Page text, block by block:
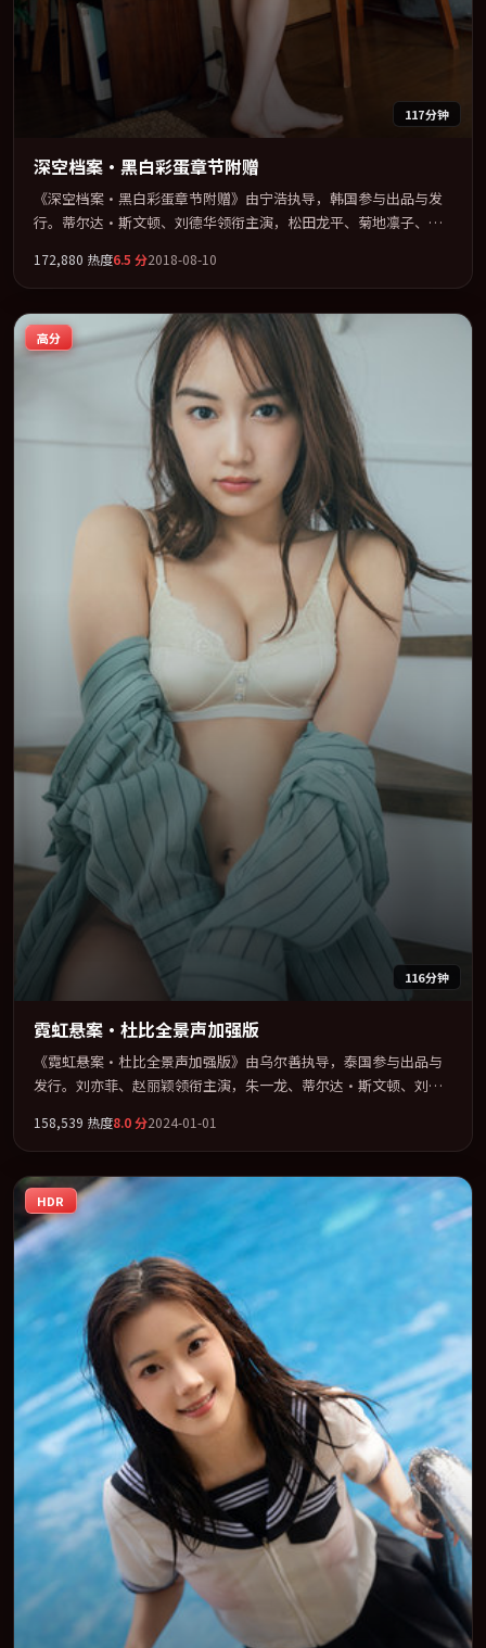
117分钟
深空档案·黑白彩蛋章节附赠
《深空档案·黑白彩蛋章节附赠》由宁浩执导，韩国参与出品与发
行。蒂尔达·斯文顿、刘德华领衔主演，松田龙平、菊地凛子、孙
以「喜剧」类型为骨架，在叙事、表演与视听上力求统一。定于
2018-07-13 在内地院线及主流平台同步亮相，2018 年度话题片中口
碑稳健，适合喜欢强情节与人物弧光的观众完整观看。
172,880 热度6.5 分2018-08-10
高分
116分钟
霓虹悬案·杜比全景声加强版
《霓虹悬案·杜比全景声加强版》由乌尔善执导，泰国参与出品与
发行。刘亦菲、赵丽颖领衔主演，朱一龙、蒂尔达·斯文顿、刘青
「惊悚」类型为骨架，在叙事、表演与视听上力求统一。定于
2024-10-14 在内地院线及主流平台同步亮相，2024 年度话题片中口
碑稳健，适合喜欢强情节与人物弧光的观众完整观看。
158,539 热度8.0分2024-01-01
HDR